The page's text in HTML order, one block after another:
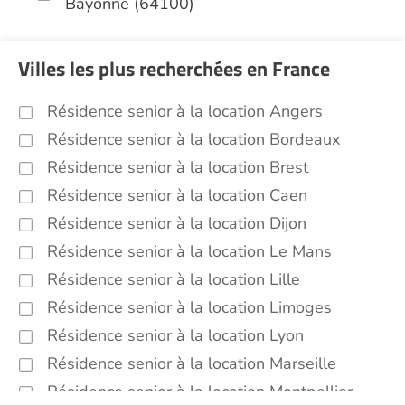
Villes les plus recherchées en France
Résidence senior à la location Angers
Résidence senior à la location Bordeaux
Résidence senior à la location Brest
Résidence senior à la location Caen
Résidence senior à la location Dijon
Résidence senior à la location Le Mans
Résidence senior à la location Lille
Résidence senior à la location Limoges
Résidence senior à la location Lyon
Résidence senior à la location Marseille
Résidence senior à la location Montpellier